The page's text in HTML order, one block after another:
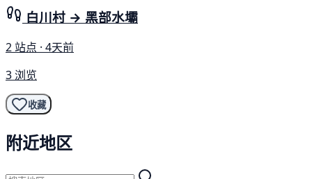
白川村 → 黑部水壩
2 站点 · 4天前
3 浏览
收藏
附近地区